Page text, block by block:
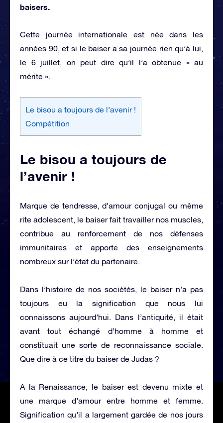
baisers.
Cette journée internationale est née dans les
années 90, et si le baiser a sa journée rien qu’à lui,
le 6 juillet, on peut dire qu’il l’a obtenue « au
mérite ».
Le bisou a toujours de l’avenir !
Compétition
Le bisou a toujours de
l’avenir !
Marque de tendresse, d’amour conjugal ou même
rite adolescent, le baiser fait travailler nos muscles,
contribue au renforcement de nos défenses
immunitaires et apporte des enseignements
nombreux sur l’état du partenaire.
Dans l’histoire de nos sociétés, le baiser n’a pas
toujours eu la signification que nous lui
connaissons aujourd’hui. Dans l’antiquité, il était
avant tout échangé d’homme à homme et
constituait une sorte de reconnaissance sociale.
Que dire à ce titre du baiser de Judas ?
A la Renaissance, le baiser est devenu mixte et
une marque d’amour entre homme et femme.
Signification qu’il a largement gardée de nos jours